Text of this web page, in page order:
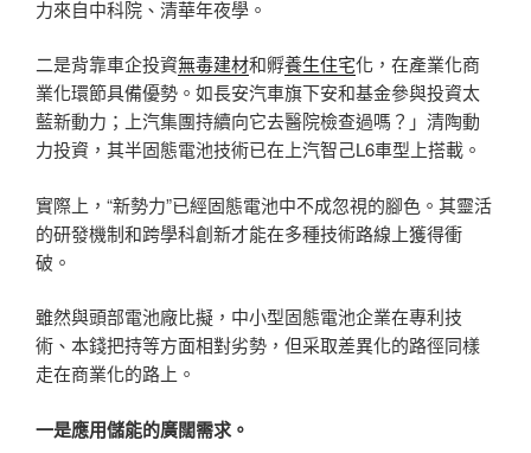
力來自中科院、清華年夜學。
二是背靠車企投資無毒建材和孵養生住宅化，在產業化商
業化環節具備優勢。如長安汽車旗下安和基金參與投資太
藍新動力；上汽集團持續向它去醫院檢查過嗎？」清陶動
力投資，其半固態電池技術已在上汽智己L6車型上搭載。
實際上，“新勢力”已經固態電池中不成忽視的腳色。其靈活
的研發機制和跨學科創新才能在多種技術路線上獲得衝
破。
雖然與頭部電池廠比擬，中小型固態電池企業在專利技
術、本錢把持等方面相對劣勢，但采取差異化的路徑同樣
走在商業化的路上。
一是應用儲能的廣闊需求。